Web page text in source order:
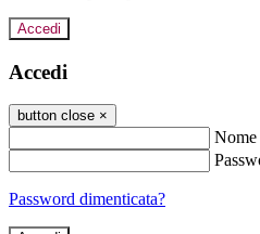
Accedi
Accedi
button close ×
Nome
Password dimenticata?